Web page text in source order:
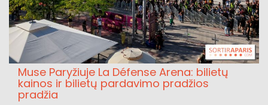
Muse Paryžiuje La Défense Arena: bilietų
kainos ir bilietų pardavimo pradžios
pradžia